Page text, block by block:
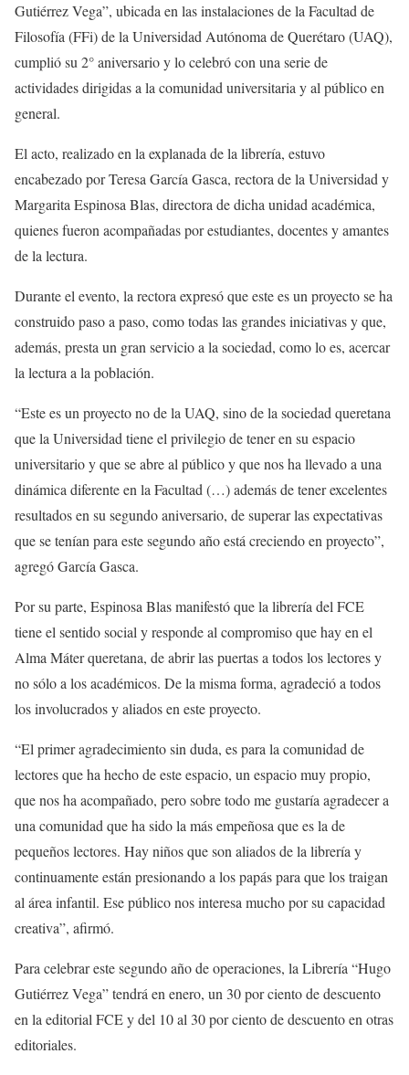
Gutiérrez Vega”, ubicada en las instalaciones de la Facultad de
Filosofía (FFi) de la Universidad Autónoma de Querétaro (UAQ),
cumplió su 2° aniversario y lo celebró con una serie de
actividades dirigidas a la comunidad universitaria y al público en
general.
El acto, realizado en la explanada de la librería, estuvo
encabezado por Teresa García Gasca, rectora de la Universidad y
Margarita Espinosa Blas, directora de dicha unidad académica,
quienes fueron acompañadas por estudiantes, docentes y amantes
de la lectura.
Durante el evento, la rectora expresó que este es un proyecto se ha
construido paso a paso, como todas las grandes iniciativas y que,
además, presta un gran servicio a la sociedad, como lo es, acercar
la lectura a la población.
“Este es un proyecto no de la UAQ, sino de la sociedad queretana
que la Universidad tiene el privilegio de tener en su espacio
universitario y que se abre al público y que nos ha llevado a una
dinámica diferente en la Facultad (…) además de tener excelentes
resultados en su segundo aniversario, de superar las expectativas
que se tenían para este segundo año está creciendo en proyecto”,
agregó García Gasca.
Por su parte, Espinosa Blas manifestó que la librería del FCE
tiene el sentido social y responde al compromiso que hay en el
Alma Máter queretana, de abrir las puertas a todos los lectores y
no sólo a los académicos. De la misma forma, agradeció a todos
los involucrados y aliados en este proyecto.
“El primer agradecimiento sin duda, es para la comunidad de
lectores que ha hecho de este espacio, un espacio muy propio,
que nos ha acompañado, pero sobre todo me gustaría agradecer a
una comunidad que ha sido la más empeñosa que es la de
pequeños lectores. Hay niños que son aliados de la librería y
continuamente están presionando a los papás para que los traigan
al área infantil. Ese público nos interesa mucho por su capacidad
creativa”, afirmó.
Para celebrar este segundo año de operaciones, la Librería “Hugo
Gutiérrez Vega” tendrá en enero, un 30 por ciento de descuento
en la editorial FCE y del 10 al 30 por ciento de descuento en otras
editoriales.